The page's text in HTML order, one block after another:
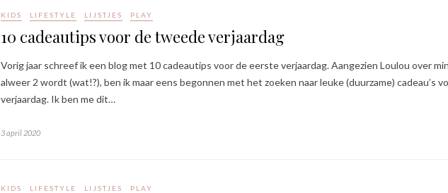
KIDS LIFESTYLE LIJSTJES PLAY
10 cadeautips voor de tweede verjaardag
Vorig jaar schreef ik een blog met 10 cadeautips voor de eerste verjaardag. Aangezien Loulou over
alweer 2 wordt (wat!?), ben ik maar eens begonnen met het zoeken naar leuke (duurzame) cadeau’s
verjaardag. Ik ben me dit…
3 april 2020
KIDS LIFESTYLE LIJSTJES PLAY